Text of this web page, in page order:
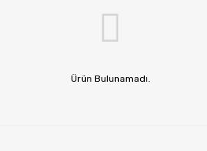
Ürün Bulunamadı.